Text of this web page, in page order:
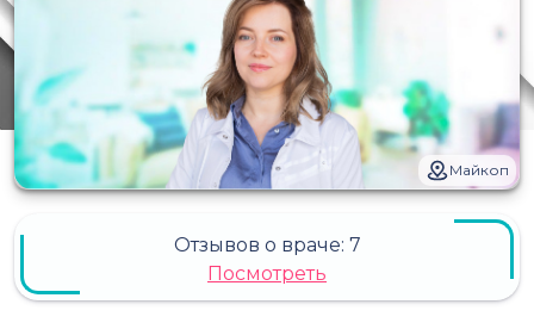
Майкоп
Отзывов о враче: 7
Посмотреть